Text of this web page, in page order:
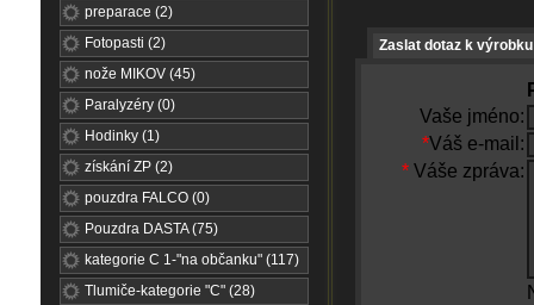
preparace (2)
Fotopasti (2)
nože MIKOV (45)
Paralyzéry (0)
Hodinky (1)
získání ZP (2)
pouzdra FALCO (0)
Pouzdra DASTA (75)
kategorie C 1-"na občanku" (117)
Tlumiče-kategorie "C" (28)
Zaslat dotaz k výrobku
Vaše jméno:
*Váš e-mail:
* Váše zpráva: